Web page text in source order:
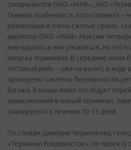
специалистов ОАО «МАВ», ЗАО
Главная особенность этого проекта –
реализации в очень сжатые сроки,-
директор ОАО «МАВ» Максим
нам удалось в них уложиться, но это
запуска терминала. В середине июня
тестовый рейс – уже на вылет, в ходе
проверены системы безопасности,
багажа. В конце июня последует
авиакомпаний в новый терминал.
планируется в течение 10-15 дней.
По словам Дмитрия Черненкова,
«Терминал Владивосток», по проекту